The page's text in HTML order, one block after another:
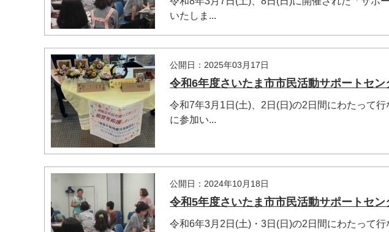
いたしま...
公開日：2025年03月17日
令和6年度さいたま市市民活動サポートセ
令和7年3月1日(土)、2日(日)の2日間にわたって
に参加い...
公開日：2024年10月18日
令和5年度さいたま市市民活動サポートセ
令和6年3月2日(土)・3日(日)の2日間にわたって
マイメディア検索